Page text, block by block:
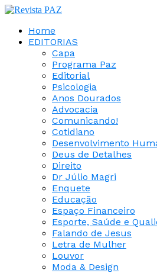
Home
EDITORIAS
Capa
Programa Paz
Editorial
Psicologia
Anos Dourados
Advocacia
Comunicando!
Cotidiano
Desenvolvimento
Deus de Detalhes
Direito
Dr Júlio Magri
Enquete
Educação
Espaço Financeiro
Esporte, Saúde e
Falando de Jesus
Letra de Mulher
Louvor
Moda & Design